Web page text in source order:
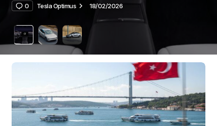
0 Tesla Optimus 18/02/2026